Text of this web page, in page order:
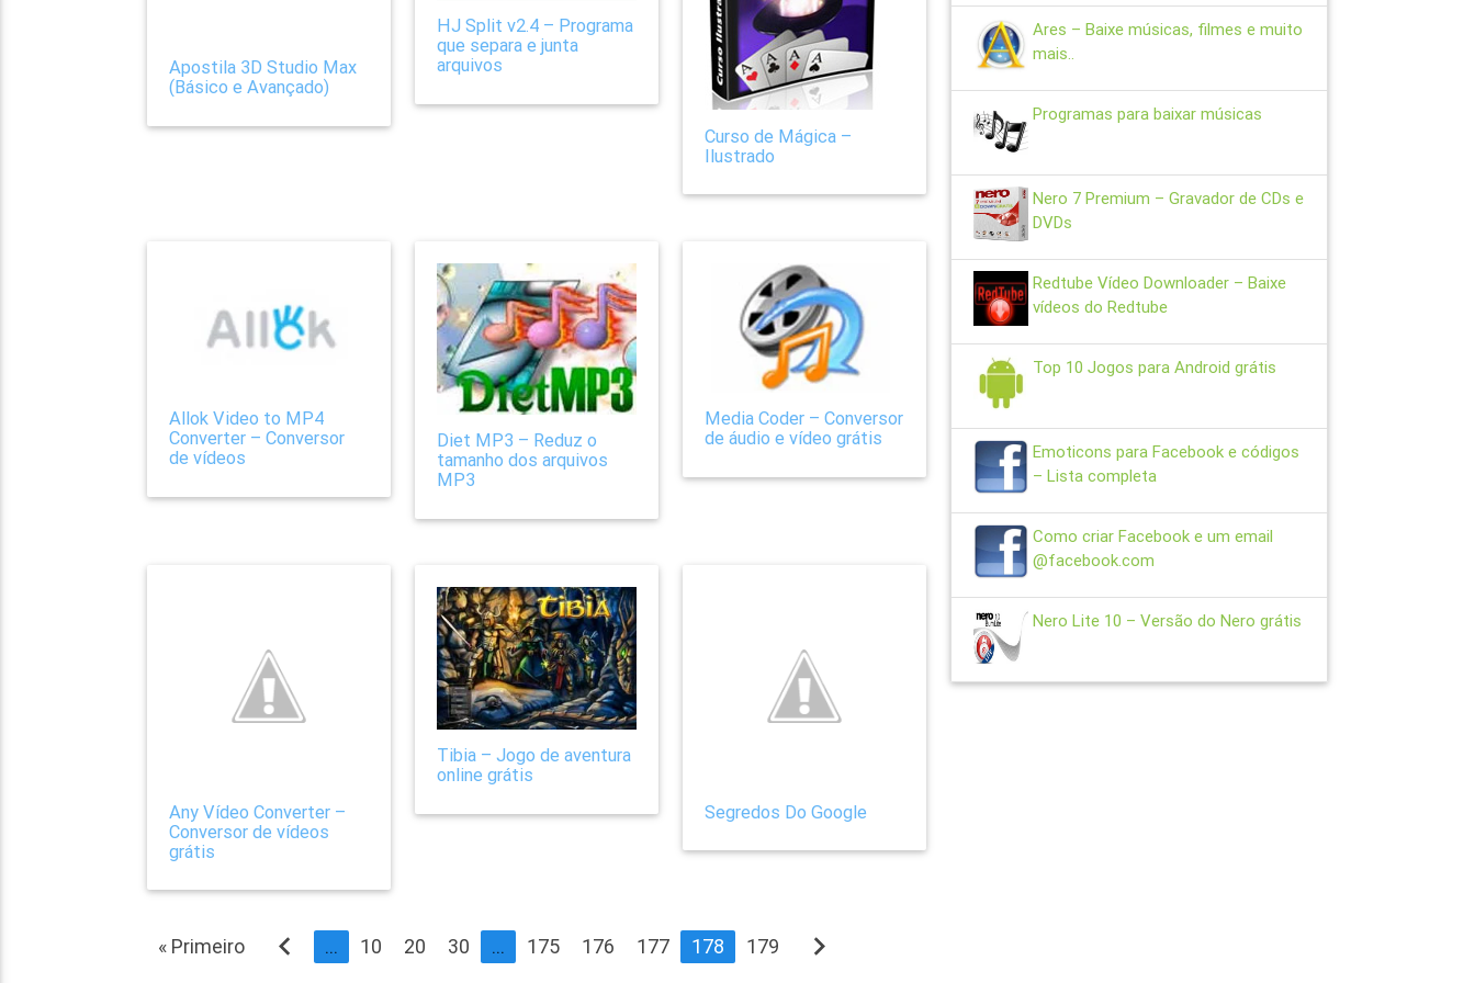
Apostila 3D Studio Max
(Básico e Avançado)
HJ Split v2.4 – Programa
que separa e junta
arquivos
Curso de Mágica –
Ilustrado
Allok Video to MP4
Converter – Conversor
de vídeos
Diet MP3 – Reduz o
tamanho dos arquivos
MP3
Media Coder – Conversor
de áudio e vídeo grátis
Any Vídeo Converter –
Conversor de vídeos
grátis
Tibia – Jogo de aventura
online grátis
Segredos Do Google
« Primeiro navigate_before ... 10 20 30 ... 175 176 177 178 179 navigate_next
Ares – Baixe músicas, filmes e muito
mais..
Programas para baixar músicas
Nero 7 Premium – Gravador de CDs e
DVDs
Redtube Vídeo Downloader – Baixe
vídeos do Redtube
Top 10 Jogos para Android grátis
Emoticons para Facebook e códigos
– Lista completa
Como criar Facebook e um email
@facebook.com
Nero Lite 10 – Versão do Nero grátis